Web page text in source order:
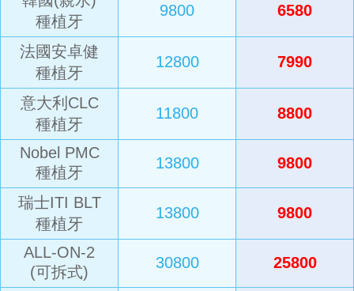
種植牙
9800 6580
法國安卓健
種植牙
12800 7990
意大利CLC
種植牙
11800 8800
Nobel PMC
種植牙
13800 9800
瑞士ITI BLT
種植牙
13800 9800
ALL-ON-2
(可拆式)
30800 25800